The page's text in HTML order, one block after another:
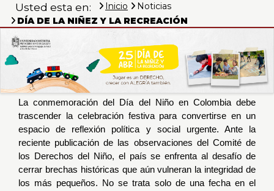
registros
del
0
de
de
registros
Anterior
Siguiente
Usted esta en: Inicio
Noticias
DÍA DE LA NIÑEZ Y LA RECREACIÓN
La conmemoración del Día del Niño en Colombia debe
trascender la celebración festiva para convertirse en un
espacio de reflexión política y social urgente. Ante la
reciente publicación de las observaciones del Comité de
los Derechos del Niño, el país se enfrenta al desafío de
cerrar brechas históricas que aún vulneran la integridad de
los más pequeños. No se trata solo de una fecha en el